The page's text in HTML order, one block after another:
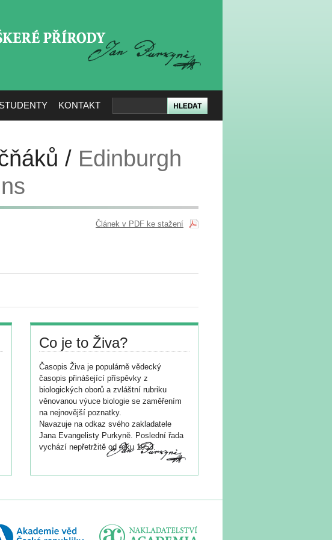
KONTAKT
/ Edinburgh
Článek v PDF ke stažení
Co je to Živa?
Časopis Živa je populárně vědecký
časopis přinášející příspěvky z
biologických oborů a zvláštní rubriku
věnovanou výuce biologie se zaměřením
na nejnovější poznatky.
Navazuje na odkaz svého zakladatele
Jana Evangelisty Purkyně. Poslední řada
vychází nepřetržitě od roku 1953.